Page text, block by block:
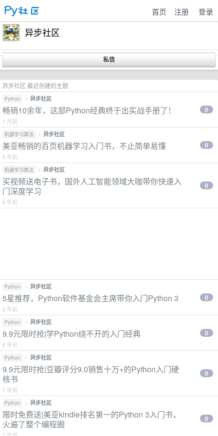
首页 注册 登录
异步社区
异步社区 最近创建的主题
Python • 异步社区
畅销10余年，这部Python经典终于出实战手册了！
1 月前
0
机器学习算法 • 异步社区
美亚畅销的百页机器学习入门书，不止简单易懂
6 年前
0
机器学习算法 • 异步社区
买视频送电子书，国外人工智能领域大咖带你快速入
门深度学习
6 年前
0
Python • 异步社区
5星推荐，Python软件基金会主席带你入门Python 3
6 年前
0
Python • 异步社区
9.9元限时抢|学Python绕不开的入门经典
6 年前
0
Python • 异步社区
9.9元限时抢|豆瓣评分9.0销售十万+的Python入门硬
核书
7 年前
0
Python • 异步社区
限时免费送|美亚kindle排名第一的Python 3入门书，
火遍了整个编程圈
0